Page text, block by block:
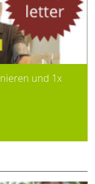
und 1x